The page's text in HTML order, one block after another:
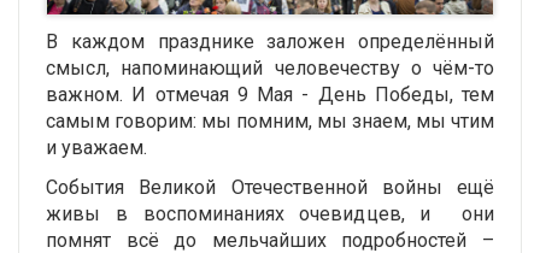
В каждом празднике заложен определённый
смысл, напоминающий человечеству о чём-то
важном. И отмечая 9 Мая - День Победы, тем
самым говорим: мы помним, мы знаем, мы чтим
и уважаем.
События Великой Отечественной войны ещё
живы в воспоминаниях очевидцев, и они
помнят всё до мельчайших подробностей –